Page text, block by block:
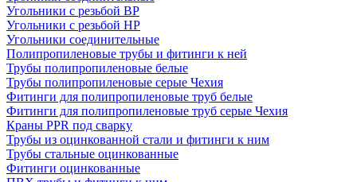
Угольники с резьбой ВР
Угольники с резьбой НР
Угольники соединительные
Полипропиленовые трубы и фитинги к ней
Трубы полипропиленовые белые
Трубы полипропиленовые серые Чехия
Фитинги для полипропиленовые труб белые
Фитинги для полипропиленовые труб серые Чехия
Краны PPR под сварку
Трубы из оцинкованной стали и фитинги к ним
Трубы стальные оцинкованные
Фитинги оцинкованные